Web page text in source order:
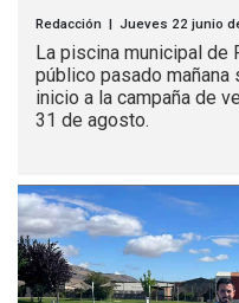
Redacción | Jueves 22 junio
La piscina municipal de
público pasado mañana
inicio a la campaña de
31 de agosto.